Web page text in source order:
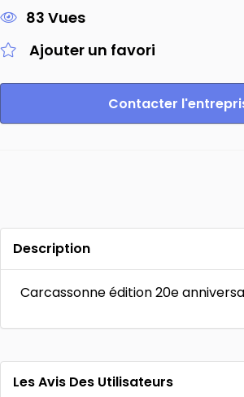
83 Vues
Ajouter un favori
Contacter
Description
Carcassonne édition 20e
Les Avis Des Utilisateurs